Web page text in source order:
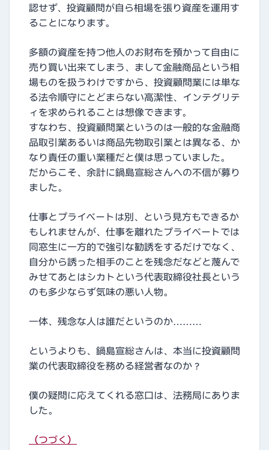
認せず、投資顧問が自ら相場を張り資産を運用す
ることになります。
多額の資産を持つ他人のお財布を預かって自由に
売り買い出来てしまう、まして金融商品という相
場ものを扱うわけですから、投資顧問業には単な
る法令順守にとどまらない高潔性、インテグリテ
ィを求められることは想像できます。
すなわち、投資顧問業というのは一般的な金融商
品取引業あるいは商品先物取引業とは異なる、か
なり責任の重い業種だと僕は思っていました。
だからこそ、余計に鍋島宣総さんへの不信が募り
ました。
仕事とプライベートは別、という見方もできるか
もしれませんが、仕事を離れたプライベートでは
同窓生に一方的で強引な勧誘をするだけでなく、
自分から誘った相手のことを残念だなどと蔑んで
みせてあとはシカトという代表取締役社長という
のも多少ならず気味の悪い人物。
一体、残念な人は誰だというのか………
というよりも、鍋島宣総さんは、本当に投資顧問
業の代表取締役を務める経営者なのか？
僕の疑問に応えてくれる窓口は、法務局にありま
した。
（つづく）